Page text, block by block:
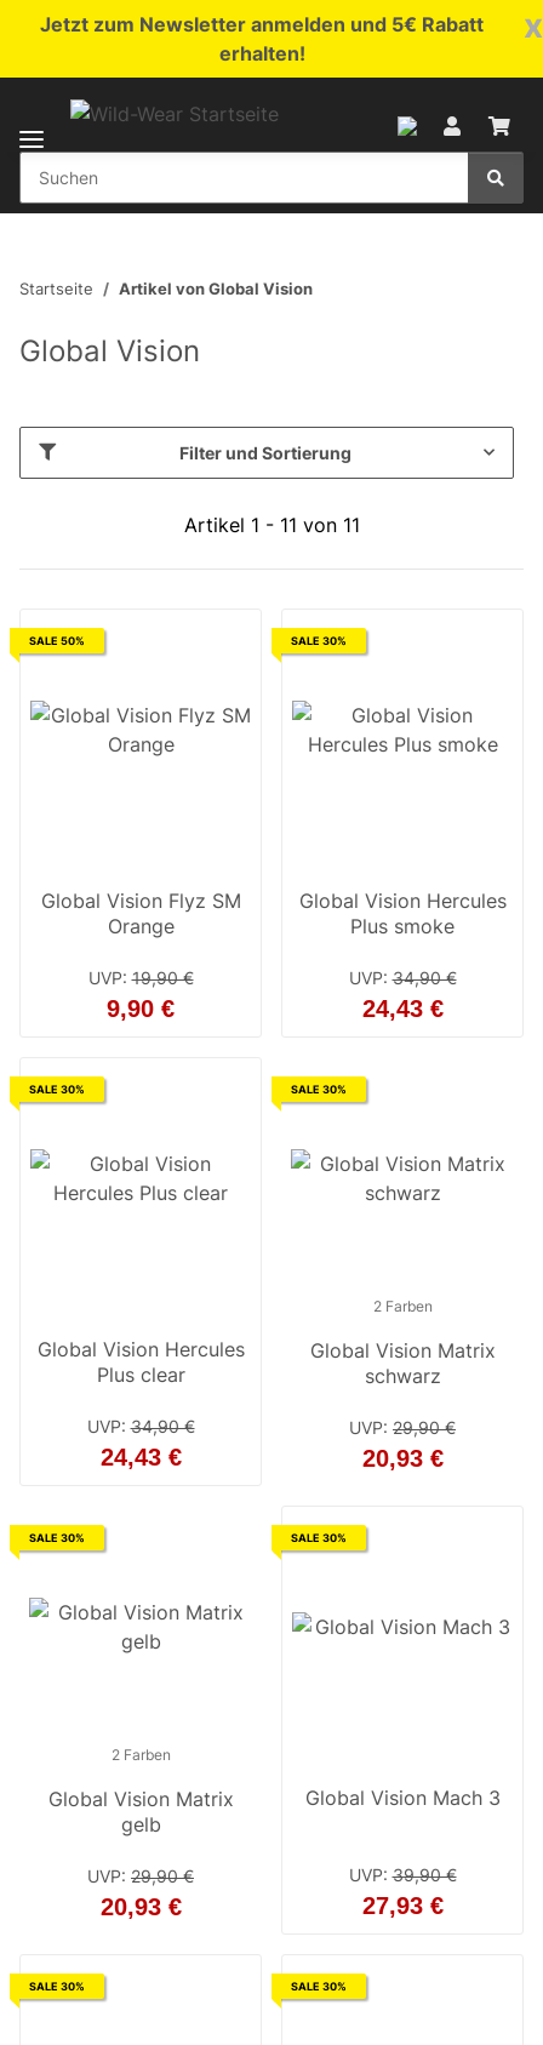
x
Jetzt zum Newsletter anmelden und 5€ Rabatt
erhalten!
Startseite Artikel von Global Vision
Global Vision
Filter und Sortierung
Artikel 1 - 11 von 11
SALE 50%
Global Vision Flyz SM
Orange
UVP:19,90 €
9,90 €
SALE 30%
Global Vision Hercules
Plus smoke
UVP:34,90 €
24,43 €
SALE 30%
Global Vision Hercules
Plus clear
UVP:34,90 €
24,43 €
SALE 30%
2 Farben
Global Vision Matrix
schwarz
UVP: 29,90 €
20,93 €
SALE 30%
2 Farben
Global Vision Matrix
gelb
UVP: 29,90 €
20,93 €
Global Vision Matrix
UVP:29,90 €
20,93 €
SALE 30%
Global Vision Mach 3
UVP:39,90 €
27,93 €
SALE 30% SALE 30%